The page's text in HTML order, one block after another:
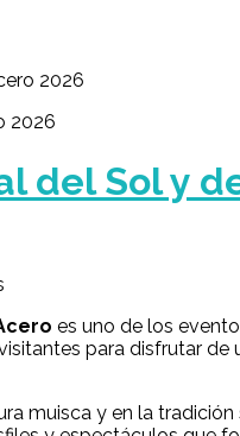
2026
del Sol y
es uno de los
para disfrutar
muisca y en la